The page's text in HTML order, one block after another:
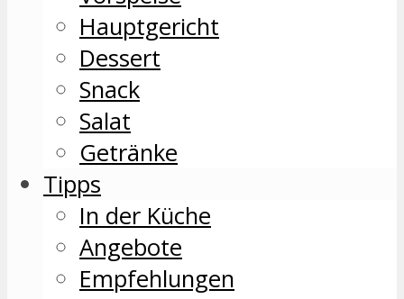
Hauptgericht
Dessert
Snack
Salat
Getränke
Tipps
In der Küche
Angebote
Empfehlungen